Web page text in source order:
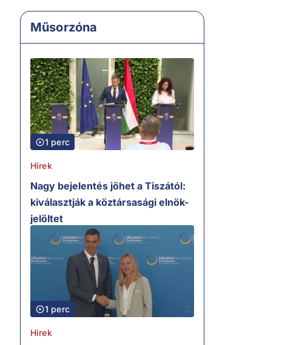
Műsorzóna
1 perc
Hírek
Nagy bejelentés jöhet a Tiszától:
kiválasztják a köztársasági elnök-
jelöltet
1 perc
Hírek